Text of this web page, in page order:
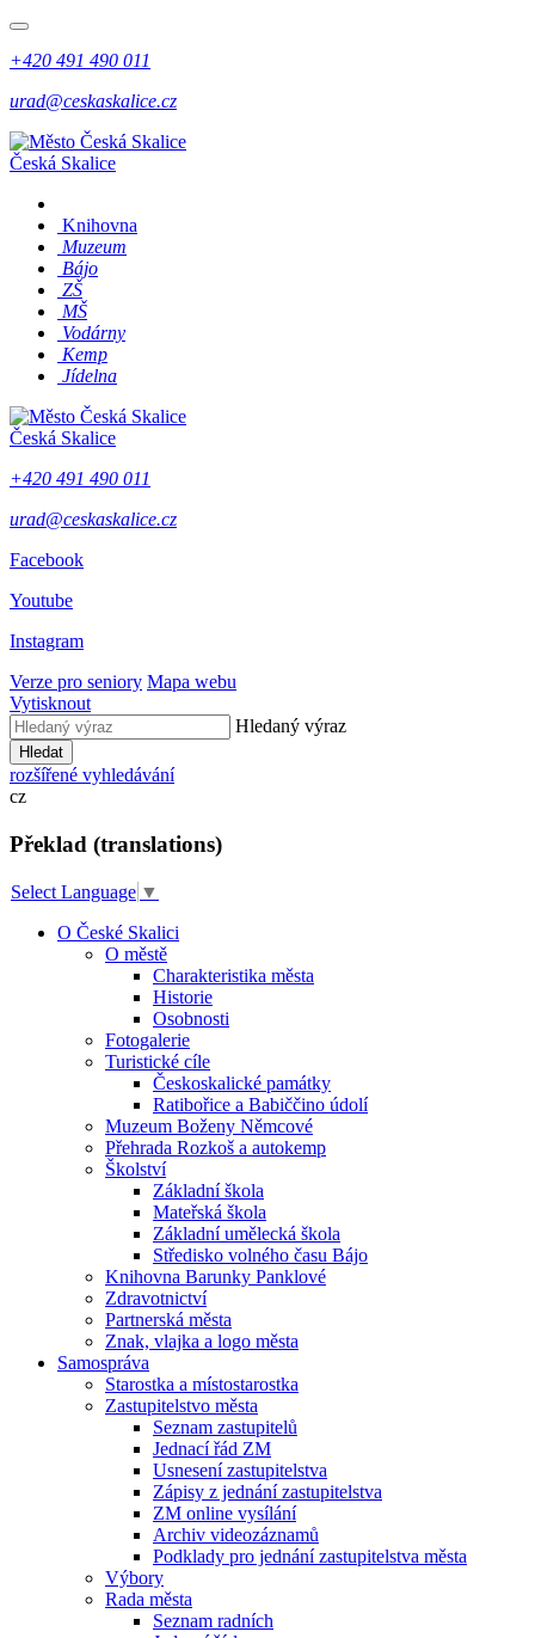
+420 491 490 011
urad@ceskaskalice.cz
Česká Skalice
Knihovna
Muzeum
Bájo
ZŠ
MŠ
Vodárny
Kemp
Jídelna
Česká Skalice
+420 491 490 011
urad@ceskaskalice.cz
Facebook
Youtube
Instagram
Verze pro seniory Mapa webu
Vytisknout
Hledaný výraz
Hledat
rozšířené vyhledávání
cz
Překlad (translations)
Select Language ▼
O České Skalici
O městě
Charakteristika města
Historie
Osobnosti
Fotogalerie
Turistické cíle
Českoskalické památky
Ratibořice a Babiččino údolí
Muzeum Boženy Němcové
Přehrada Rozkoš a autokemp
Školství
Základní škola
Mateřská škola
Základní umělecká škola
Středisko volného času Bájo
Knihovna Barunky Panklové
Zdravotnictví
Partnerská města
Znak, vlajka a logo města
Samospráva
Starostka a místostarostka
Zastupitelstvo města
Seznam zastupitelů
Jednací řád ZM
Usnesení zastupitelstva
Zápisy z jednání zastupitelstva
ZM online vysílání
Archiv videozáznamů
Podklady pro jednání zastupitelstva města
Výbory
Rada města
Seznam radních